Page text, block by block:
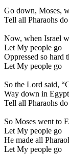
Go down, Moses,
Tell all Pharaohs
Now, when Israel
Let My people go
Oppressed so hard
Let My people go
So the Lord said,
Way down in
Tell all Pharaohs
So Moses went to
Let My people go
He made all
Let My people go